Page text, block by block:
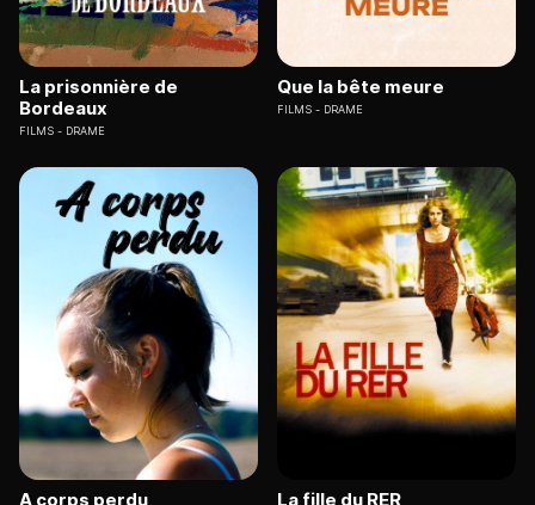
La prisonnière de
Bordeaux
FILMS DRAME
Que la bête meure
FILMS DRAME
A corps perdu La fille du RER